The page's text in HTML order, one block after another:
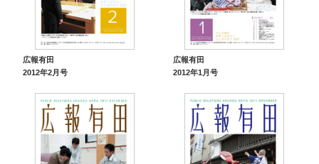
広報有田
2012年2月号
広報有田
2012年1月号